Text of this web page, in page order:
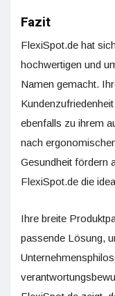
Fazit
FlexiSpot.de hat
hochwertigen und
Namen gemacht.
ebenfalls zu ihrem
nach
Gesundheit fördern
FlexiSpot.de die
Ihre breite
passende Lösung,